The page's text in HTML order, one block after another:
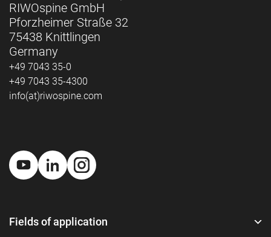
RIWOspine GmbH
Pforzheimer Straße 32
75438 Knittlingen
Germany
+49 7043 35-0
+49 7043 35-4300
info(at)riwospine.com
Fields of application